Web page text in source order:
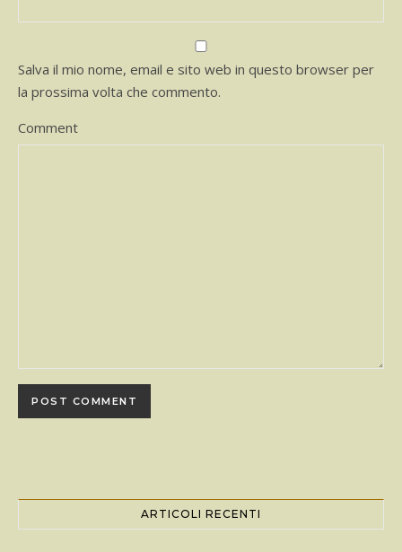
Salva il mio nome, email e sito web in questo browser per
la prossima volta che commento.
Comment
ARTICOLI RECENTI